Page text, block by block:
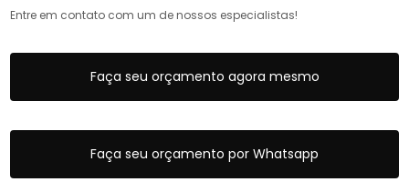
Entre em contato com um de nossos especialistas!
Faça seu orçamento agora mesmo
Faça seu orçamento por Whatsapp